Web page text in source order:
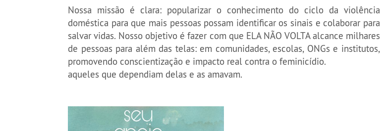
Nossa missão é clara: popularizar o conhecimento do ciclo da violência
doméstica para que mais pessoas possam identificar os sinais e colaborar para
salvar vidas. Nosso objetivo é fazer com que ELA NÃO VOLTA alcance milhares
de pessoas para além das telas: em comunidades, escolas, ONGs e institutos,
promovendo conscientização e impacto real contra o feminicídio.
aqueles que dependiam delas e as amavam.